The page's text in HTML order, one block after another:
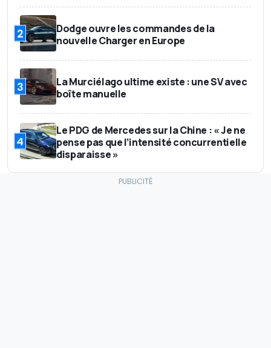
2
Dodge ouvre les commandes de la
nouvelle Charger en Europe
3
La Murciélago ultime existe : une SV avec
boîte manuelle
4
Le PDG de Mercedes sur la Chine : « Je ne
pense pas que l’intensité concurrentielle
disparaisse »